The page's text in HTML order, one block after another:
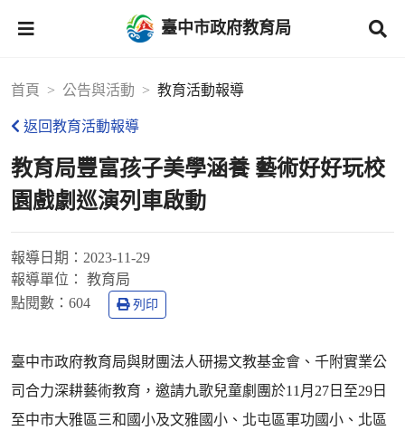
臺中市政府教育局
首頁 公告與活動 教育活動報導
返回教育活動報導
教育局豐富孩子美學涵養 藝術好好玩校
園戲劇巡演列車啟動
報導日期： 2023-11-29
報導單位：
教育局
點閱數： 604 列印
臺中市政府教育局與財團法人研揚文教基金會、千附實業公
司合力深耕藝術教育，邀請九歌兒童劇團於11月27日至29日
至中市大雅區三和國小及文雅國小、北屯區軍功國小、北區